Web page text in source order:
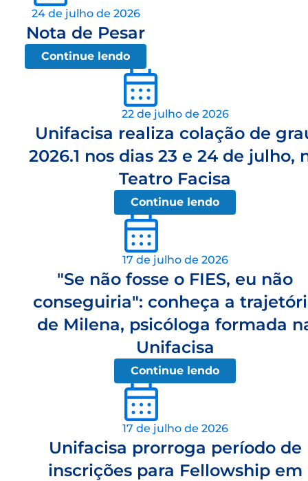
24 de julho de 2026
Nota de Pesar
Continue lendo
22 de julho de 2026
Unifacisa realiza colação de
2026.1 nos dias 23 e 24 de julho,
Teatro Facisa
Continue lendo
17 de julho de 2026
"Se não fosse o FIES, eu não
conseguiria": conheça a
de Milena, psicóloga formada
Unifacisa
Continue lendo
17 de julho de 2026
Unifacisa prorroga período de
inscrições para Fellowship em